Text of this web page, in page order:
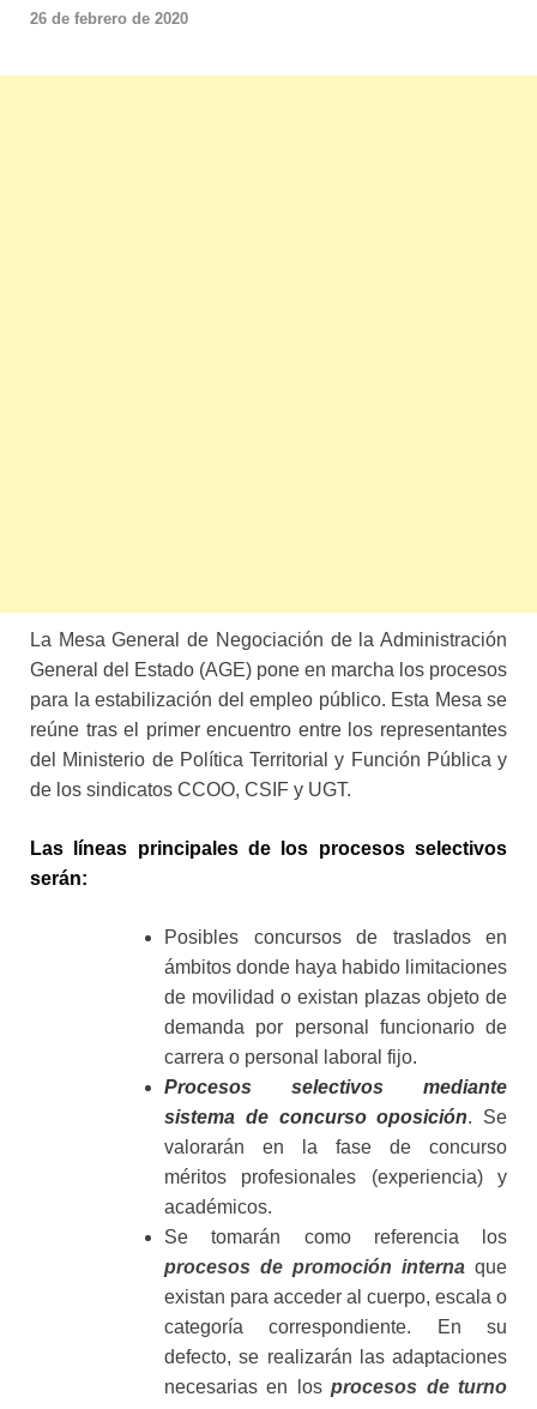
26 de febrero de 2020
La Mesa General de Negociación de la Administración
General del Estado (AGE) pone en marcha los procesos
para la estabilización del empleo público. Esta Mesa se
reúne tras el primer encuentro entre los representantes
del Ministerio de Política Territorial y Función Pública y
de los sindicatos CCOO, CSIF y UGT.
Las líneas principales de los procesos selectivos
serán:
Posibles concursos de traslados en
ámbitos donde haya habido limitaciones
de movilidad o existan plazas objeto de
demanda por personal funcionario de
carrera o personal laboral fijo.
Procesos selectivos mediante
sistema de concurso oposición. Se
valorarán en la fase de concurso
méritos profesionales (experiencia) y
académicos.
Se tomarán como referencia los
procesos de promoción interna que
existan para acceder al cuerpo, escala o
categoría correspondiente. En su
defecto, se realizarán las adaptaciones
necesarias en losprocesos de turno